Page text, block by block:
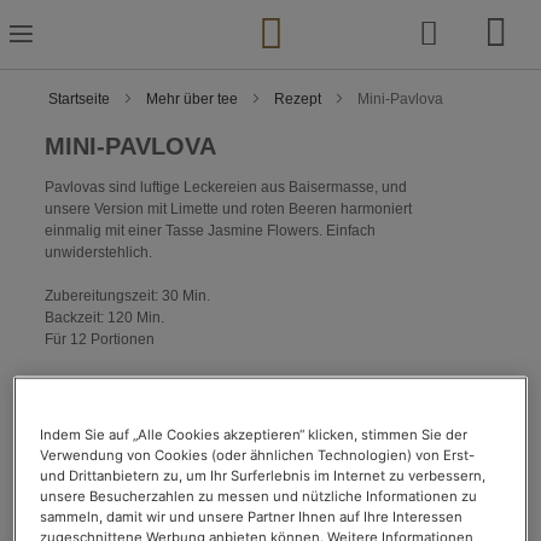
Inhalt
springen
Startseite Mehr über tee Rezept Mini-Pavlova
MINI-PAVLOVA
Pavlovas sind luftige Leckereien aus Baisermasse, und
unsere Version mit Limette und roten Beeren harmoniert
einmalig mit einer Tasse Jasmine Flowers. Einfach
unwiderstehlich.
Zubereitungszeit: 30 Min.
Backzeit: 120 Min.
Für 12 Portionen
2 Eiweiß
60 g Streuzucker
60 g Puderzucker
Indem Sie auf „Alle Cookies akzeptieren“ klicken, stimmen Sie der
Verwendung von Cookies (oder ähnlichen Technologien) von Erst-
und Drittanbietern zu, um Ihr Surferlebnis im Internet zu verbessern,
unsere Besucherzahlen zu messen und nützliche Informationen zu
sammeln, damit wir und unsere Partner Ihnen auf Ihre Interessen
zugeschnittene Werbung anbieten können. Weitere Informationen